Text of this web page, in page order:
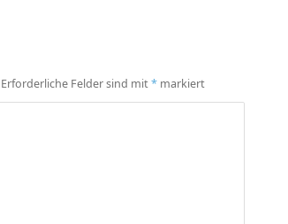
Erforderliche Felder sind mit* markiert